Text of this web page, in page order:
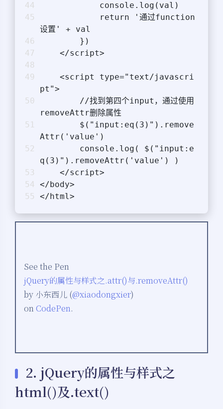
            console.log(val)
设置' + val
        })
    </script>
pt">
removeAttr删除属性
Attr('value')
q(3)").removeAttr('value') )
    </script>
</body>
</html>
See the Pen
jQuery的属性与样式之.attr()与.removeAttr()
by 小东西儿 (@xiaodongxier)
onCodePen.
2. jQuery的属性与样式之
html()及.text()